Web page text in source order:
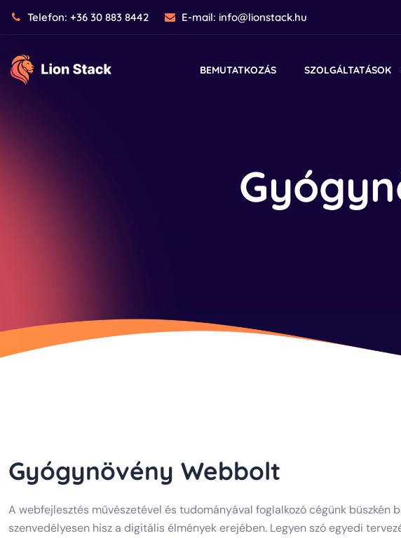
Telefon: +36 30 883 8442 E-mail: info@lionstack.hu
BEMUTATKOZÁS SZOLGÁLTATÁSOK
Gyógynövény Webbolt
A webfejlesztés művészetével és tudományával foglalkozó cégünk
szenvedélyesen hisz a digitális élmények erejében. Legyen szó egyedi